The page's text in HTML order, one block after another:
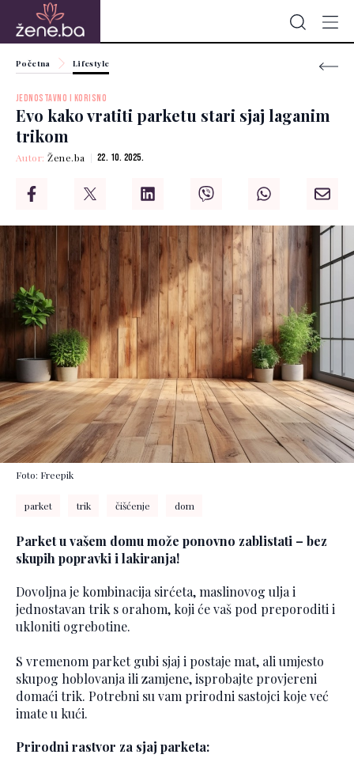
Početna Lifestyle
JEDNOSTAVNO I KORISNO
Evo kako vratiti parketu stari sjaj laganim
trikom
Autor:Žene.ba 22. 10. 2025.
Foto: Freepik
parket trik čišćenje dom
Parket u vašem domu može ponovno zablistati – bez
skupih popravki i lakiranja!
Dovoljna je kombinacija sirćeta, maslinovog ulja i
jednostavan trik s orahom, koji će vaš pod preporoditi i
ukloniti ogrebotine.
S vremenom parket gubi sjaj i postaje mat, ali umjesto
skupog hoblovanja ili zamjene, isprobajte provjereni
domaći trik. Potrebni su vam prirodni sastojci koje već
imate u kući.
Prirodni rastvor za sjaj parketa: